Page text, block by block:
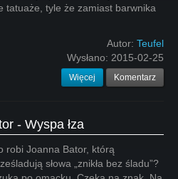
tatuaże, tyle że zamiast barwnika
Autor: Teufel
Wysłano: 2015-02-25
Więcej Komentarz
- Wyspa łza
robi Joanna Bator, którą
słowa „znikła bez śladu”?